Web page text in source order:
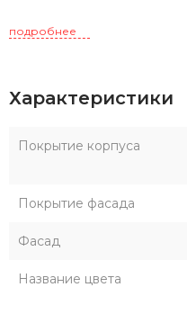
подробнее
Характеристики
Покрытие корпуса
Покрытие фасада
Фасад
Название цвета